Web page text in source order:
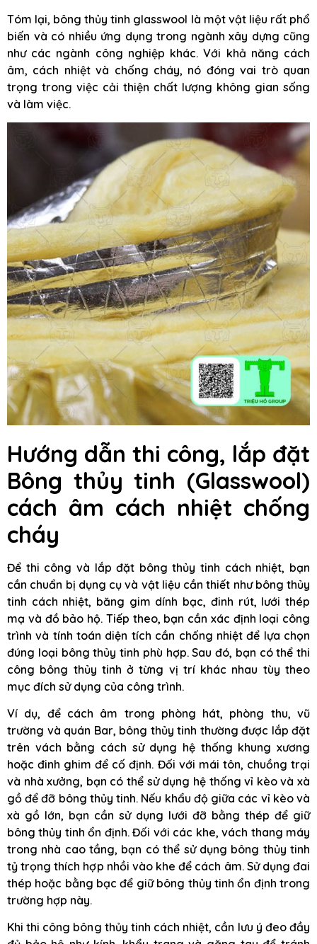
Tóm lại, bông thủy tinh glasswool là một vật liệu rất phổ
biến và có nhiều ứng dụng trong ngành xây dựng cũng
như các ngành công nghiệp khác. Với khả năng cách
âm, cách nhiệt và chống cháy, nó đóng vai trò quan
trọng trong việc cải thiện chất lượng không gian sống
và làm việc.
Hướng dẫn thi công, lắp đặt
Bông thủy tinh (Glasswool)
cách âm cách nhiệt chống
cháy
Để thi công và lắp đặt bông thủy tinh cách nhiệt, bạn
cần chuẩn bị dụng cụ và vật liệu cần thiết như bông thủy
tinh cách nhiệt, băng gim dính bạc, đinh rút, lưới thép
mạ và đồ bảo hộ. Tiếp theo, bạn cần xác định loại công
trình và tính toán diện tích cần chống nhiệt để lựa chọn
đúng loại bông thủy tinh phù hợp. Sau đó, bạn có thể thi
công bông thủy tinh ở từng vị trí khác nhau tùy theo
mục đích sử dụng của công trình.
Ví dụ, để cách âm trong phòng hát, phòng thu, vũ
trường và quán Bar, bông thủy tinh thường được lắp đặt
trên vách bằng cách sử dụng hệ thống khung xương
hoặc đinh ghim để cố định. Đối với mái tôn, chuồng trại
và nhà xưởng, bạn có thể sử dụng hệ thống vỉ kèo và xà
gồ để đỡ bông thủy tinh. Nếu khẩu độ giữa các vỉ kèo và
xà gồ lớn, bạn cần sử dụng lưới đỡ bằng thép để giữ
bông thủy tinh ổn định. Đối với các khe, vách thang máy
trong nhà cao tầng, bạn có thể sử dụng bông thủy tinh
tỷ trọng thích hợp nhồi vào khe để cách âm. Sử dụng đai
thép hoặc bằng bạc để giữ bông thủy tinh ổn định trong
trường hợp này.
Khi thi công bông thủy tinh cách nhiệt, cần lưu ý đeo đầy